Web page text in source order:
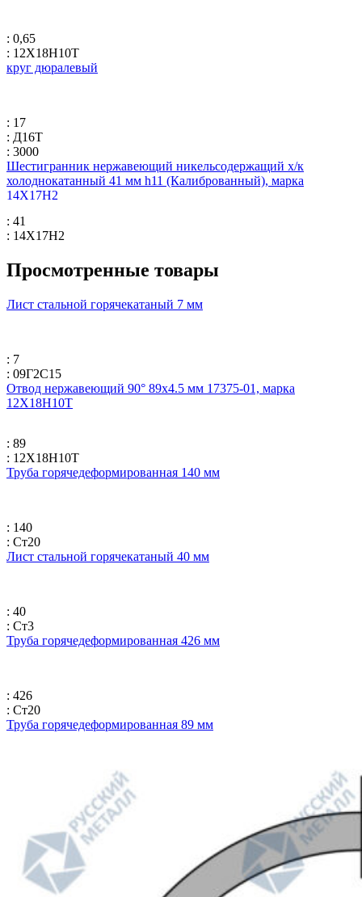
: 0,65
: 12Х18Н10Т
круг дюралевый
: 17
: Д16Т
: 3000
Шестигранник нержавеющий никельсодержащий х/к
холоднокатанный 41 мм h11 (Калиброванный), марка
14Х17Н2
: 41
: 14Х17Н2
Просмотренные товары
Лист стальной горячекатаный 7 мм
: 7
: 09Г2С15
Отвод нержавеющий 90° 89х4.5 мм 17375-01, марка
12Х18Н10Т
: 89
: 12Х18Н10Т
Труба горячедеформированная 140 мм
: 140
: Ст20
Лист стальной горячекатаный 40 мм
: 40
: Ст3
Труба горячедеформированная 426 мм
: 426
: Ст20
Труба горячедеформированная 89 мм